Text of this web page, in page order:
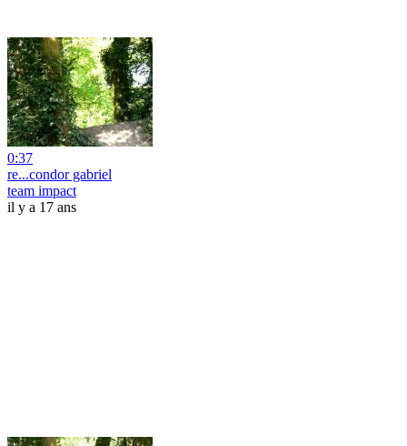
0:37
re...condor gabriel
team impact
il y a 17 ans